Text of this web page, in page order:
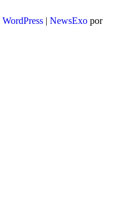
WordPress | NewsExo por